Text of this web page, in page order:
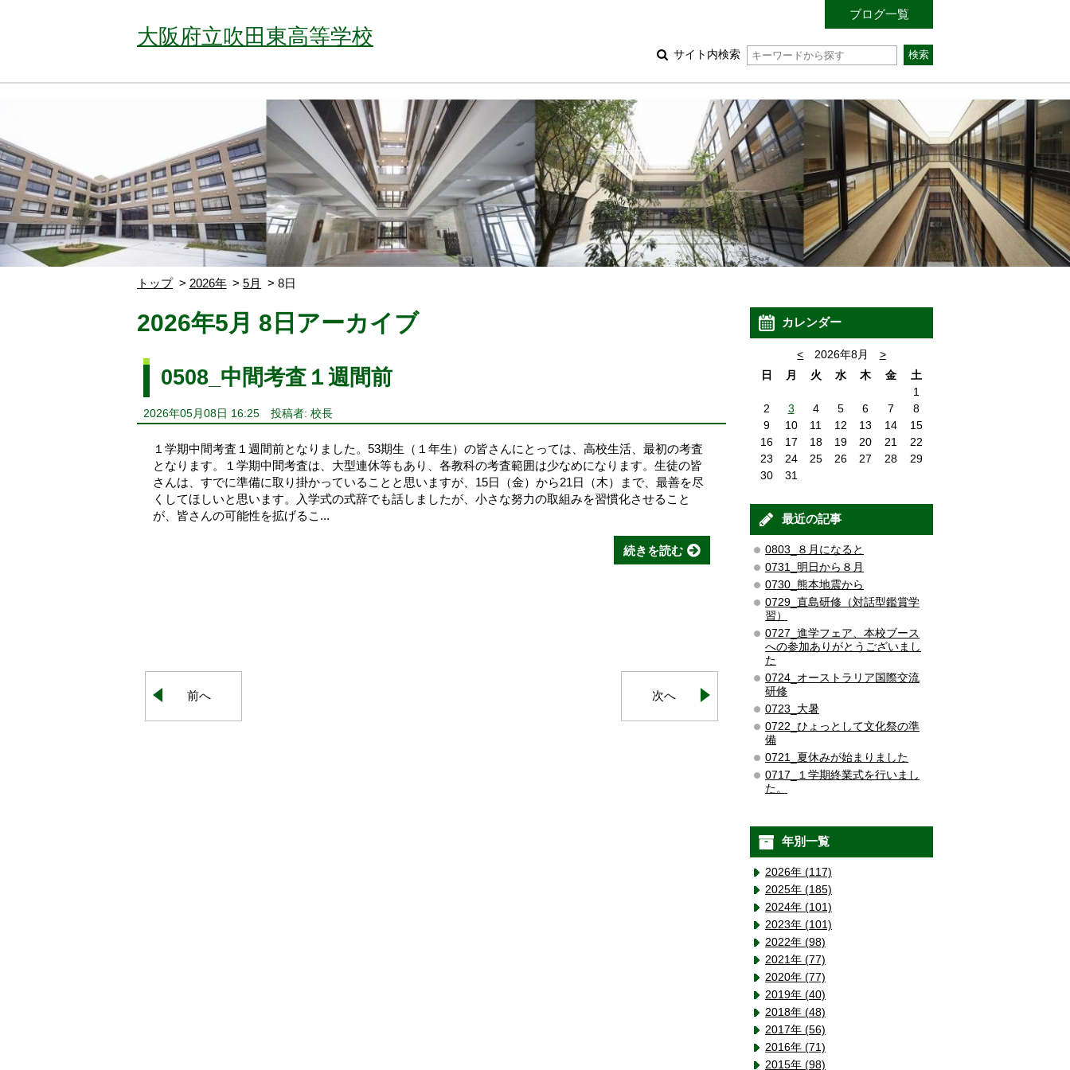
大阪府立吹田東高等学校
ブログ一覧
サイト内検索
トップ 2026年 5月 8日
2026年5月 8日アーカイブ
0508_中間考査１週間前
2026年05月08日 16:25 投稿者: 校長
１学期中間考査１週間前となりました。53期生（１年生）の皆さんにとっては、高校生活、最初の考査
となります。１学期中間考査は、大型連休等もあり、各教科の考査範囲は少なめになります。生徒の皆
さんは、すでに準備に取り掛かっていることと思いますが、15日（金）から21日（木）まで、最善を尽
くしてほしいと思います。入学式の式辞でも話しましたが、小さな努力の取組みを習慣化させること
が、皆さんの可能性を拡げるこ...
続きを読む
前へ 次へ
カレンダー
< 2026年8月
>
日
月 火 水 木 金
土
1
2
3 4 5 6 7
8
9
10 11 12 13 14
15
16
17 18 19 20 21
22
23
24 25 26 27 28
29
30
31
最近の記事
0803_８月になると
0731_明日から８月
0730_熊本地震から
0729_直島研修（対話型鑑賞学
習）
0727_進学フェア、本校ブース
への参加ありがとうございまし
た
0724_オーストラリア国際交流
研修
0723_大暑
0722_ひょっとして文化祭の準
備
0721_夏休みが始まりました
0717_１学期終業式を行いまし
た。
年別一覧
2026年 (117)
2025年 (185)
2024年 (101)
2023年 (101)
2022年 (98)
2021年 (77)
2020年 (77)
2019年 (40)
2018年 (48)
2017年 (56)
2016年 (71)
2015年 (98)